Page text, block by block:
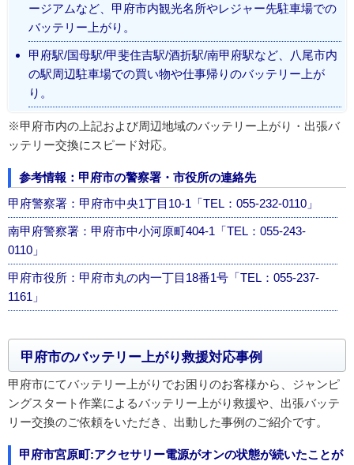
ージアムなど、甲府市内観光名所やレジャー先駐車場での
バッテリー上がり。
甲府駅/国母駅/甲斐住吉駅/酒折駅/南甲府駅など、八尾市内
の駅周辺駐車場での買い物や仕事帰りのバッテリー上が
り。
※甲府市内の上記および周辺地域のバッテリー上がり・出張バ
ッテリー交換にスピード対応。
参考情報：甲府市の警察署・市役所の連絡先
甲府警察署：甲府市中央1丁目10-1「TEL：055-232-0110」
南甲府警察署：甲府市中小河原町404-1「TEL：055-243-
0110」
甲府市役所：甲府市丸の内一丁目18番1号「TEL：055-237-
1161」
甲府市のバッテリー上がり救援対応事例
甲府市にてバッテリー上がりでお困りのお客様から、ジャンピ
ングスタート作業によるバッテリー上がり救援や、出張バッテ
リー交換のご依頼をいただき、出動した事例のご紹介です。
甲府市宮原町:アクセサリー電源がオンの状態が続いたことが